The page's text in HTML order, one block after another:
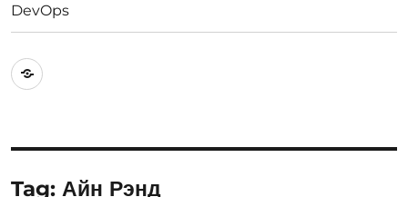
DevOps
Австралия
Tag:Айн Рэнд